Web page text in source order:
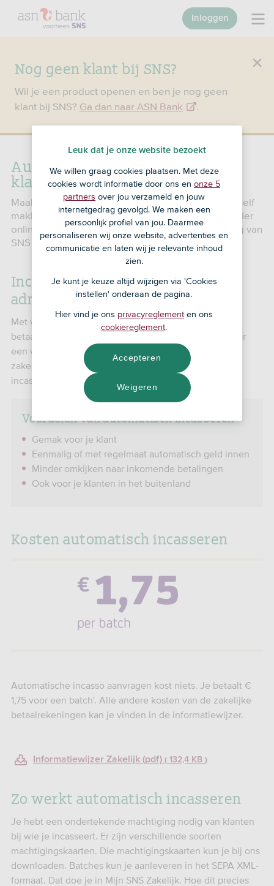
Nog geen klant bij SNS?
Wil je een product openen en ben je nog geen
klant bij SNS? Ga dan naar ASN Bank .
Inloggen
Automatisch incasseren bij
klanten
Maak het klanten of leden van je organisatie en jezelf
makkelijk met automatisch incasseren. Vraag het hier
online aan. Automatische incasso is een uitbreiding van
SNS Zakenrekening.
Incasseren met
administratiesoftware
Met veel administratiesoftware kun je een batch met
betaalopdrachten maken. Daarmee zorg je dat in 1 keer
een verzameling bedragen wordt bijgeschreven op je
zakenrekening bij SNS. Vraag hiervoor automatisch
incasseren aan.
Voordelen van automatisch incasseren
Gemak voor je klant
Eenmalig of met regelmaat automatisch geld innen
Minder omkijken naar inkomende betalingen
Ook voor je klanten in het buitenland
Kosten automatisch incasseren
Automatische incasso aanvragen kost niets. Je betaalt €
1,75 voor een batch'. Alle andere kosten van de zakelijke
betaalrekeningen kan je vinden in de informatiewijzer.
Informatiewijzer Zakelijk (pdf) 132,4 KB
Zo werkt automatisch incasseren
Je hebt een ondertekende machtiging nodig van klanten
bij wie je incasseert. Er zijn verschillende soorten
machtigingskaarten. Die machtigingskaarten kun je bij ons
downloaden. Batches kun je aanleveren in het SEPA XML-
formaat. Dat doe je in Mijn SNS Zakelijk. Hoe dit precies
Leuk dat je onze website bezoekt
We willen graag cookies plaatsen. Met deze
cookies wordt informatie door ons en onze 5
partners over jou verzameld en jouw
internetgedrag gevolgd. We maken een
persoonlijk profiel van jou. Daarmee
personaliseren wij onze website, advertenties en
communicatie en laten wij je relevante inhoud
zien.
Je kunt je keuze altijd wijzigen via 'Cookies
instellen' onderaan de pagina.
Hier vind je ons privacyreglement en ons
cookiereglement.
Weigeren
Accepteren